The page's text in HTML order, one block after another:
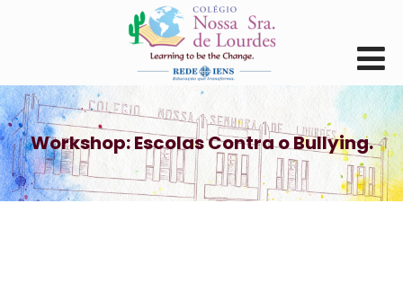
Workshop: Escolas Contra o Bullying.